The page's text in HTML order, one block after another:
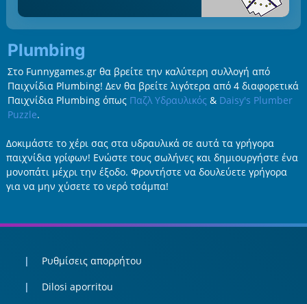
Plumbing
Στο Funnygames.gr θα βρείτε την καλύτερη συλλογή από
Παιχνίδια Plumbing! Δεν θα βρείτε λιγότερα από 4 διαφορετικά
Παιχνίδια Plumbing όπως Παζλ Υδραυλικός & Daisy's Plumber
Puzzle.
Δοκιμάστε το χέρι σας στα υδραυλικά σε αυτά τα γρήγορα
παιχνίδια γρίφων! Ενώστε τους σωλήνες και δημιουργήστε ένα
μονοπάτι μέχρι την έξοδο. Φροντήστε να δουλεύετε γρήγορα
για να μην χύσετε το νερό τσάμπα!
Ρυθμίσεις απορρήτου
Dilosi aporritou